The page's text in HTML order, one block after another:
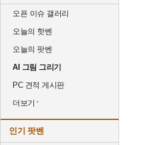
오픈 이슈 갤러리
오늘의 핫벤
오늘의 팟벤
AI 그림 그리기
PC 견적 게시판
더보기
인기 팟벤